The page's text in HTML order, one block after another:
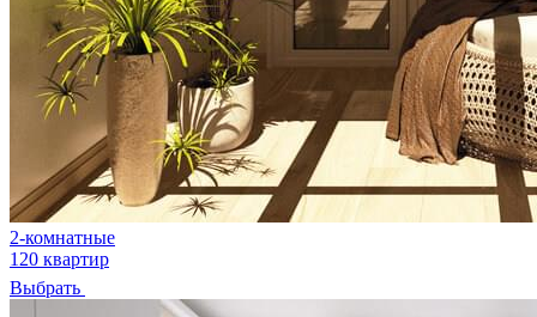
2-комнатные
120 квартир
Выбрать